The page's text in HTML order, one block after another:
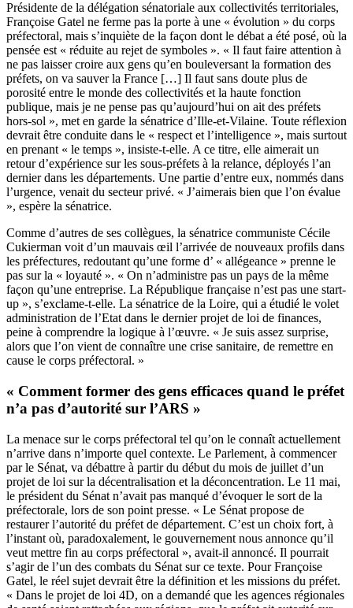
Présidente de la délégation sénatoriale aux collectivités territoriales,
Françoise Gatel ne ferme pas la porte à une « évolution » du corps
préfectoral, mais s’inquiète de la façon dont le débat a été posé, où la
pensée est « réduite au rejet de symboles ». « Il faut faire attention à
ne pas laisser croire aux gens qu’en bouleversant la formation des
préfets, on va sauver la France […] Il faut sans doute plus de
porosité entre le monde des collectivités et la haute fonction
publique, mais je ne pense pas qu’aujourd’hui on ait des préfets
hors-sol », met en garde la sénatrice d’Ille-et-Vilaine. Toute réflexion
devrait être conduite dans le « respect et l’intelligence », mais surtout
en prenant « le temps », insiste-t-elle. A ce titre, elle aimerait un
retour d’expérience sur les sous-préfets à la relance, déployés l’an
dernier dans les départements. Une partie d’entre eux, nommés dans
l’urgence, venait du secteur privé. « J’aimerais bien que l’on évalue
», espère la sénatrice.
Comme d’autres de ses collègues, la sénatrice communiste Cécile
Cukierman voit d’un mauvais œil l’arrivée de nouveaux profils dans
les préfectures, redoutant qu’une forme d’ « allégeance » prenne le
pas sur la « loyauté ». « On n’administre pas un pays de la même
façon qu’une entreprise. La République française n’est pas une start-
up », s’exclame-t-elle. La sénatrice de la Loire, qui a étudié le volet
administration de l’Etat dans le dernier projet de loi de finances,
peine à comprendre la logique à l’œuvre. « Je suis assez surprise,
alors que l’on vient de connaître une crise sanitaire, de remettre en
cause le corps préfectoral. »
« Comment former des gens efficaces quand le préfet
n’a pas d’autorité sur l’ARS »
La menace sur le corps préfectoral tel qu’on le connaît actuellement
n’arrive dans n’importe quel contexte. Le Parlement, à commencer
par le Sénat, va débattre à partir du début du mois de juillet d’un
projet de loi sur la décentralisation et la déconcentration. Le 11 mai,
le président du Sénat n’avait pas manqué d’évoquer le sort de la
préfectorale, lors de son point presse. « Le Sénat propose de
restaurer l’autorité du préfet de département. C’est un choix fort, à
l’instant où, paradoxalement, le gouvernement nous annonce qu’il
veut mettre fin au corps préfectoral », avait-il annoncé. Il pourrait
s’agir de l’un des combats du Sénat sur ce texte. Pour Françoise
Gatel, le réel sujet devrait être la définition et les missions du préfet.
« Dans le projet de loi 4D, on a demandé que les agences régionales